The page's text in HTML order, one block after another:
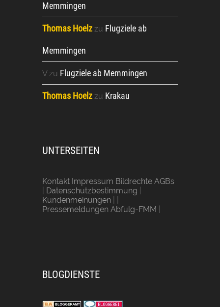
Memmingen
Thomas Hoelz zu Flugziele ab
Memmingen
Vzu Flugziele ab Memmingen
Thomas Hoelz zu Krakau
UNTERSEITEN
Kontakt Impressum Bildrechte AGBs
Datenschutzbestimmung
Kundenmeinungen
Pressemeldungen Abfulg-FMM
BLOGDIENSTE